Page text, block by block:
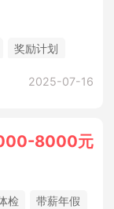
奖励计划
2025-07-16
8000元
检
带薪年假